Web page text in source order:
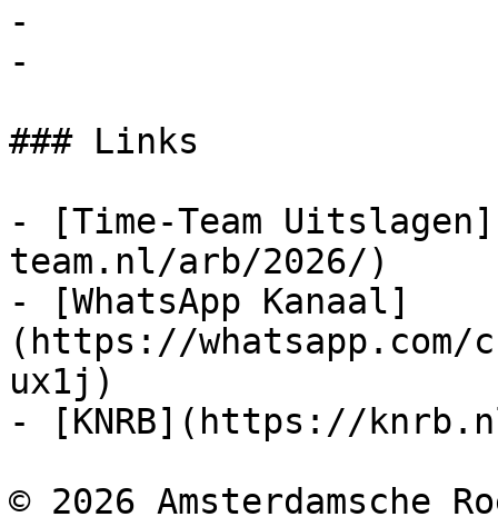
-
-
### Links
- [Time-Team
team.nl/arb/2026/)
- [WhatsApp Kanaal]
(https://whatsapp.com/
ux1j)
- [KNRB](https://
© 2026 Amsterdamsche